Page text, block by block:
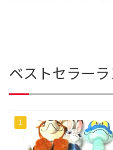
ベストセラー